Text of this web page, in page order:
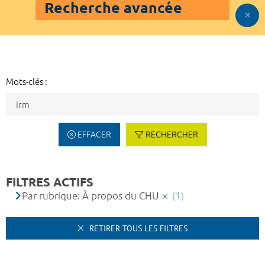
Recherche avancée
Mots-clés :
EFFACER RECHERCHER
FILTRES ACTIFS
Par rubrique: À propos du CHU (1)
RETIRER TOUS LES FILTRES